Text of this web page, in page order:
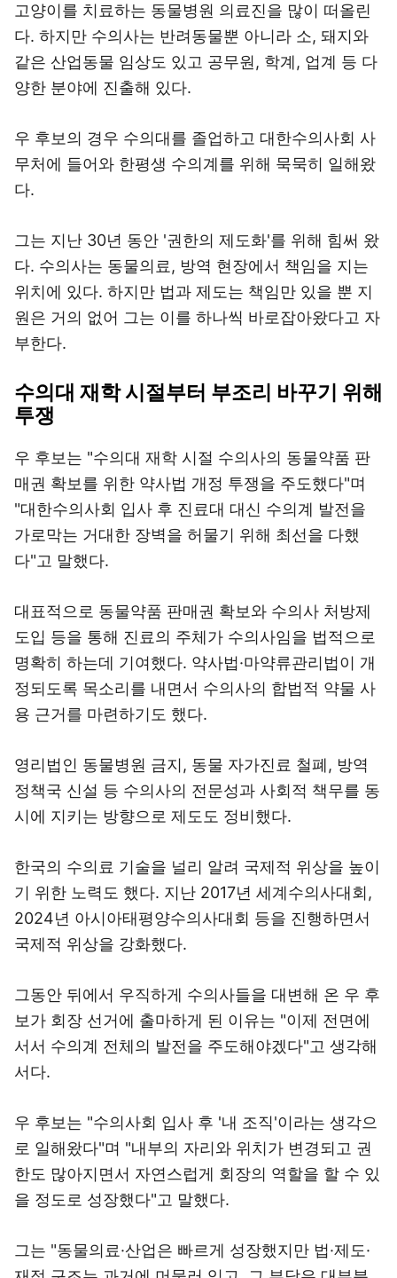
고양이를 치료하는 동물병원 의료진을 많이 떠올린
다. 하지만 수의사는 반려동물뿐 아니라 소, 돼지와
같은 산업동물 임상도 있고 공무원, 학계, 업계 등 다
양한 분야에 진출해 있다.
우 후보의 경우 수의대를 졸업하고 대한수의사회 사
무처에 들어와 한평생 수의계를 위해 묵묵히 일해왔
다.
그는 지난 30년 동안 '권한의 제도화'를 위해 힘써 왔
다. 수의사는 동물의료, 방역 현장에서 책임을 지는
위치에 있다. 하지만 법과 제도는 책임만 있을 뿐 지
원은 거의 없어 그는 이를 하나씩 바로잡아왔다고 자
부한다.
수의대 재학 시절부터 부조리 바꾸기 위해
투쟁
우 후보는 "수의대 재학 시절 수의사의 동물약품 판
매권 확보를 위한 약사법 개정 투쟁을 주도했다"며
"대한수의사회 입사 후 진료대 대신 수의계 발전을
가로막는 거대한 장벽을 허물기 위해 최선을 다했
다"고 말했다.
대표적으로 동물약품 판매권 확보와 수의사 처방제
도입 등을 통해 진료의 주체가 수의사임을 법적으로
명확히 하는데 기여했다. 약사법·마약류관리법이 개
정되도록 목소리를 내면서 수의사의 합법적 약물 사
용 근거를 마련하기도 했다.
영리법인 동물병원 금지, 동물 자가진료 철폐, 방역
정책국 신설 등 수의사의 전문성과 사회적 책무를 동
시에 지키는 방향으로 제도도 정비했다.
한국의 수의료 기술을 널리 알려 국제적 위상을 높이
기 위한 노력도 했다. 지난 2017년 세계수의사대회,
2024년 아시아태평양수의사대회 등을 진행하면서
국제적 위상을 강화했다.
그동안 뒤에서 우직하게 수의사들을 대변해 온 우 후
보가 회장 선거에 출마하게 된 이유는 "이제 전면에
서서 수의계 전체의 발전을 주도해야겠다"고 생각해
서다.
우 후보는 "수의사회 입사 후 '내 조직'이라는 생각으
로 일해왔다"며 "내부의 자리와 위치가 변경되고 권
한도 많아지면서 자연스럽게 회장의 역할을 할 수 있
을 정도로 성장했다"고 말했다.
그는 "동물의료·산업은 빠르게 성장했지만 법·제도·